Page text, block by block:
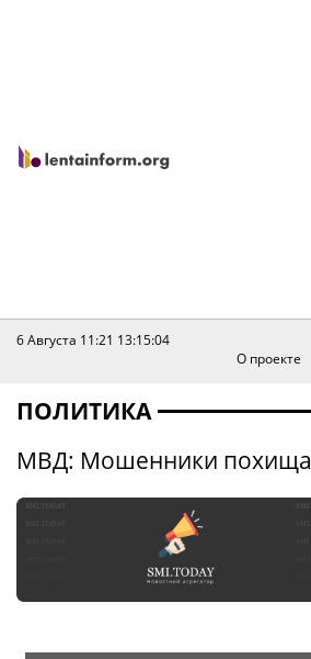
6 Августа 11:21 13:15:04
О проекте
ПОЛИТИКА
МВД: Мошенники